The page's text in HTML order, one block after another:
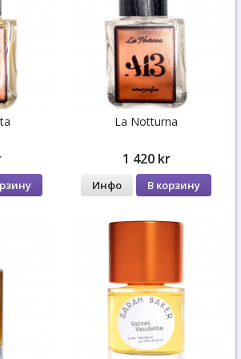
La Notturna
1 420 kr
Инфо В корзину